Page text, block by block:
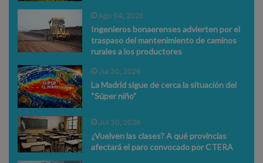
Ago 04, 2026
Ingenieros bonaerenses advierten por el
traspaso del mantenimiento de caminos
rurales a los productores
Jul 30, 2026
La Madrid sigue de cerca la situación del
“Súper niño”
Jul 30, 2026
¿Vuelven las clases? A qué provincias
afectará el paro convocado por CTERA